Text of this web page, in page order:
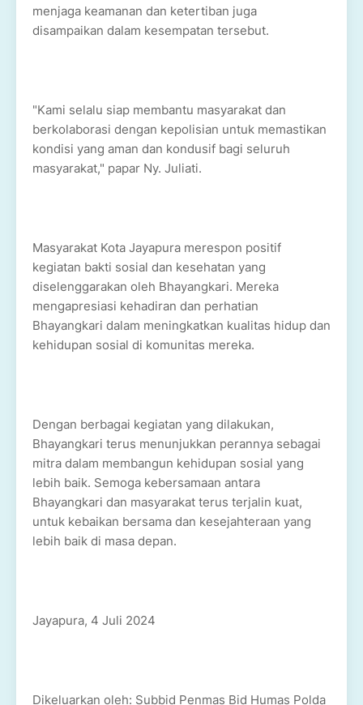
menjaga keamanan dan ketertiban juga
disampaikan dalam kesempatan tersebut.
"Kami selalu siap membantu masyarakat dan
berkolaborasi dengan kepolisian untuk memastikan
kondisi yang aman dan kondusif bagi seluruh
masyarakat," papar Ny. Juliati.
Masyarakat Kota Jayapura merespon positif
kegiatan bakti sosial dan kesehatan yang
diselenggarakan oleh Bhayangkari. Mereka
mengapresiasi kehadiran dan perhatian
Bhayangkari dalam meningkatkan kualitas hidup dan
kehidupan sosial di komunitas mereka.
Dengan berbagai kegiatan yang dilakukan,
Bhayangkari terus menunjukkan perannya sebagai
mitra dalam membangun kehidupan sosial yang
lebih baik. Semoga kebersamaan antara
Bhayangkari dan masyarakat terus terjalin kuat,
untuk kebaikan bersama dan kesejahteraan yang
lebih baik di masa depan.
Jayapura, 4 Juli 2024
Dikeluarkan oleh: Subbid Penmas Bid Humas Polda